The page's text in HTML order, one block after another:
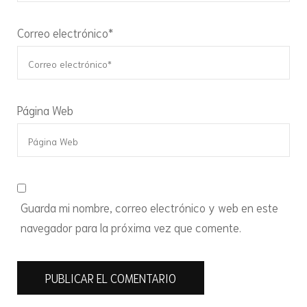
Correo electrónico*
Página Web
Guarda mi nombre, correo electrónico y web en este
navegador para la próxima vez que comente.